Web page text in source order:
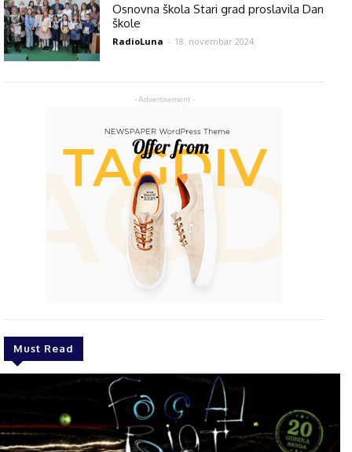
- Advertisement -
Must Read
Osnovna škola Stari grad proslavila Dan
škole
RadioLuna - 18. novembar 2024.